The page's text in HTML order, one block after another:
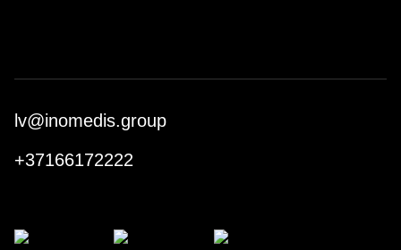
lv@inomedis.group
+37166172222